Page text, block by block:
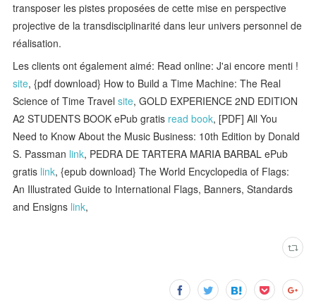
transposer les pistes proposées de cette mise en perspective
projective de la transdisciplinarité dans leur univers personnel de
réalisation.
Les clients ont également aimé: Read online: J'ai encore menti !
site, {pdf download} How to Build a Time Machine: The Real
Science of Time Travelsite, GOLD EXPERIENCE 2ND EDITION
A2 STUDENTS BOOK ePub gratis read book, [PDF] All You
Need to Know About the Music Business: 10th Edition by Donald
S. Passman link, PEDRA DE TARTERA MARIA BARBAL ePub
gratis link, {epub download} The World Encyclopedia of Flags:
An Illustrated Guide to International Flags, Banners, Standards
and Ensigns link,